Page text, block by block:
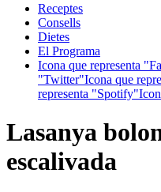
Receptes
Consells
Dietes
El Programa
Icona que representa
"Twitter"Icona que
representa "Spotify"
Lasanya
escalivada